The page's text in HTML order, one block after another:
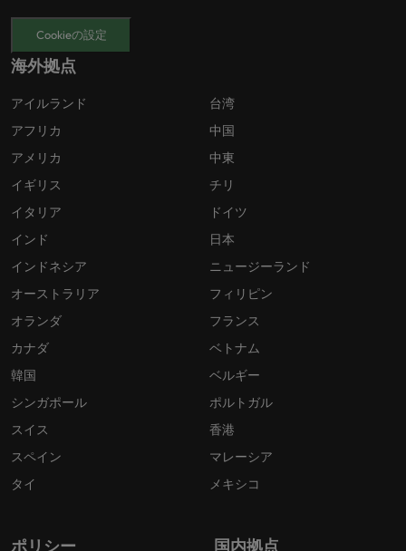
Cookieの設定
海外拠点
アイルランド
アフリカ
アメリカ
イギリス
イタリア
インド
インドネシア
オーストラリア
オランダ
カナダ
韓国
シンガポール
スイス
スペイン
タイ
台湾
中国
中東
チリ
ドイツ
日本
ニュージーランド
フィリピン
フランス
ベトナム
ベルギー
ポルトガル
香港
マレーシア
メキシコ
ポリシー 国内拠点